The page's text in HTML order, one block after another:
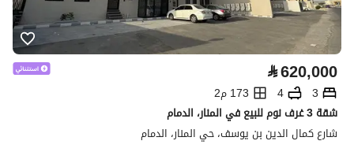
⃁620,000
3
4
173 م2
شقة 3 غرف نوم للبيع في المنار، الدمام
شارع كمال الدين بن يوسف، حي المنار، الدمام